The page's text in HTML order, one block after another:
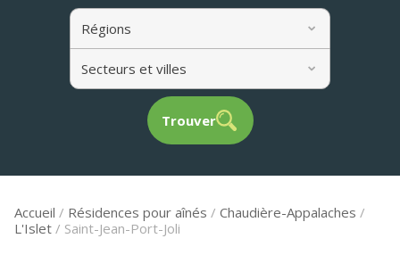
Régions
Secteurs et villes
Trouver
Accueil / Résidences pour aînés / Chaudière-Appalaches /
L'Islet / Saint-Jean-Port-Joli